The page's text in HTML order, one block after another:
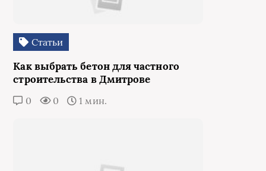
Статьи
Как выбрать бетон для частного
строительства в Дмитрове
0 0 1 мин.